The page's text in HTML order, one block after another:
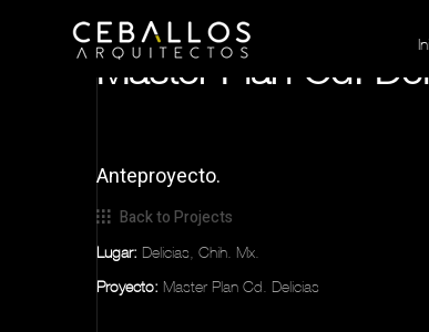
Master Plan Cd.
Anteproyecto.
Back to Projects
Lugar: Delicias, Chih. Mx.
Proyecto: Master Plan Cd. Delicias